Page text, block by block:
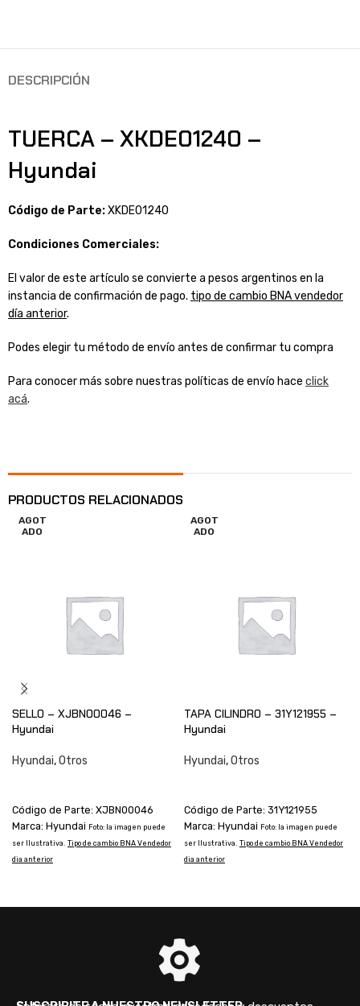
DESCRIPCIÓN
TUERCA – XKDE01240 –
Hyundai
Código de Parte:XKDE01240
Condiciones Comerciales:
El valor de este artículo se convierte a pesos argentinos en la
instancia de confirmación de pago. tipo de cambio BNA vendedor
día anterior.
Podes elegir tu método de envío antes de confirmar tu compra
Para conocer más sobre nuestras políticas de envío hace click
acá.
PRODUCTOS RELACIONADOS
AGOT
ADO
SELLO – XJBN00046 –
Hyundai
Hyundai,Otros
Código de Parte: XJBN00046
Marca: Hyundai Foto: la imagen puede
ser Ilustrativa. Tipo de cambio BNA Vendedor
dia anterior
AGOT
ADO
TAPA CILINDRO – 31Y121955 –
Hyundai
Hyundai,Otros
Código de Parte: 31Y121955
Marca: Hyundai Foto: la imagen puede
ser Ilustrativa. Tipo de cambio BNA Vendedor
dia anterior